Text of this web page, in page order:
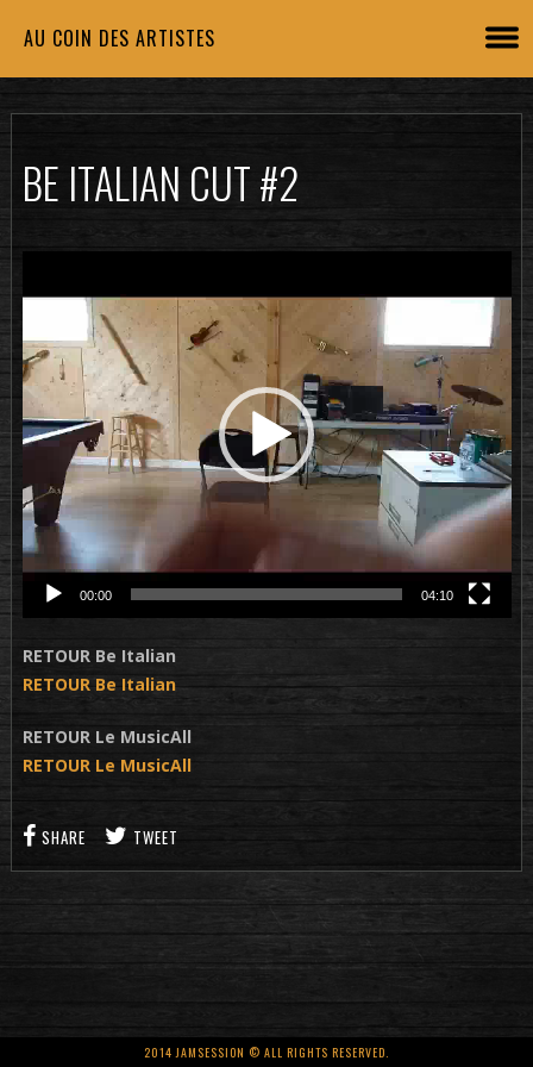
AU COIN DES ARTISTES
BE ITALIAN CUT #2
vidéo
00:00 04:10
RETOUR Be Italian
RETOUR Be Italian
RETOUR Le MusicAll
RETOUR Le MusicAll
SHARE TWEET
2014 JAMSESSION © ALL RIGHTS RESERVED.